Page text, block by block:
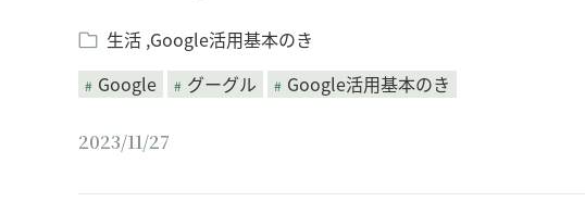
生活 Google活用基本のき
Google
グーグル Google活用基本のき
2023/11/27